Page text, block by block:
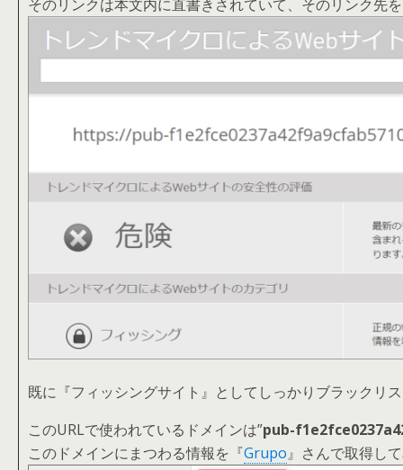
そのリンクは本文内に直書きされていて、 そのリンク先
既に『フィッシングサイト』としてしっかりブラックリ
このURLで使われているドメインは”pub-
このドメインにまつわる情報を『Grupo』さんで取得し